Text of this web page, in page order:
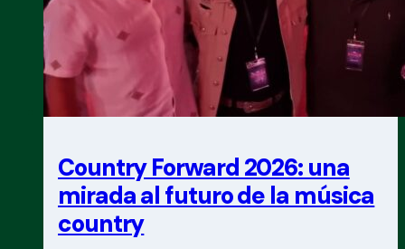
Country Forward 2026: una
mirada al futuro de la música
country